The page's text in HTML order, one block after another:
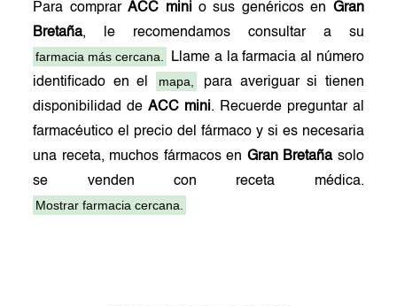
Para comprarACC mini o sus genéricos en Gran
Bretaña, le recomendamos consultar a su
farmacia más cercana.
Llame a la farmacia al número
identificado en el
mapa,
para averiguar si tienen
disponibilidad deACC mini. Recuerde preguntar al
farmacéutico el precio del fármaco y si es necesaria
una receta, muchos fármacos en Gran Bretañasolo
se venden con receta médica.
Mostrar farmacia cercana.